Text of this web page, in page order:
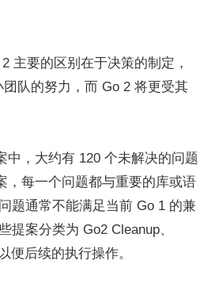
主要的区别在于决策的制定，
队的努力，而 Go 2 将更受其
中，大约有 120 个未解决的问题
，每一个问题都与重要的库或语
题通常不能满足当前 Go 1 的兼
提案分类为 Go2 Cleanup、
便后续的执行操作。